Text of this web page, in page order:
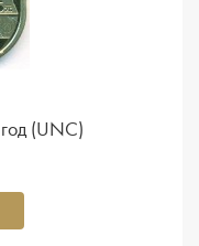
(UNC)